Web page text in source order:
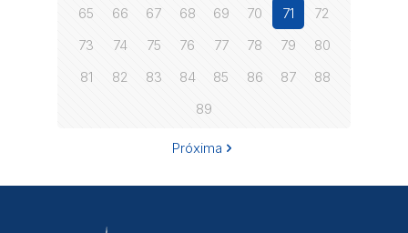
65
66 67 68 69 70 71
72
73
74 75 76 77 78 79
80
81
82 83 84 85 86 87
88
89
Próxima